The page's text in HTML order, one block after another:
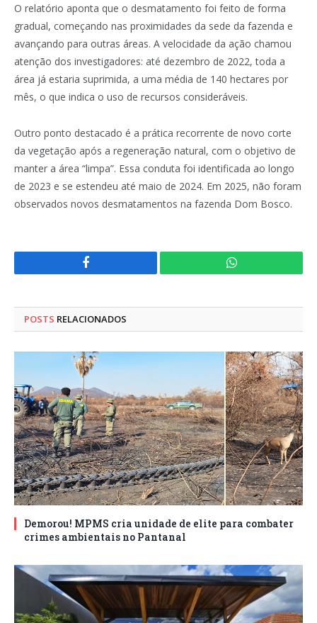
O relatório aponta que o desmatamento foi feito de forma
gradual, começando nas proximidades da sede da fazenda e
avançando para outras áreas. A velocidade da ação chamou
atenção dos investigadores: até dezembro de 2022, toda a
área já estaria suprimida, a uma média de 140 hectares por
mês, o que indica o uso de recursos consideráveis.
Outro ponto destacado é a prática recorrente de novo corte
da vegetação após a regeneração natural, com o objetivo de
manter a área “limpa”. Essa conduta foi identificada ao longo
de 2023 e se estendeu até maio de 2024. Em 2025, não foram
observados novos desmatamentos na fazenda Dom Bosco.
Facebook WhatsApp
POSTS RELACIONADOS
Demorou! MPMS cria unidade de elite para combater
crimes ambientais no Pantanal